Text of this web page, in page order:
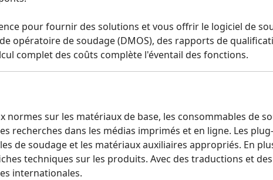
pour fournir des solutions et vous offrir le logiciel de
opératoire de soudage (DMOS), des rapports de
complet des coûts complète l'éventail des fonctions.
normes sur les matériaux de base, les consommables de
recherches dans les médias imprimés et en ligne. Les
de soudage et les matériaux auxiliaires appropriés. En
techniques sur les produits. Avec des traductions et
internationales.